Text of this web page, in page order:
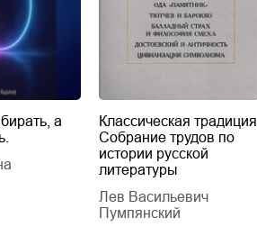
а
Классическая традиция.
Собрание трудов по
истории русской
литературы
Лев Васильевич
Пумпянский